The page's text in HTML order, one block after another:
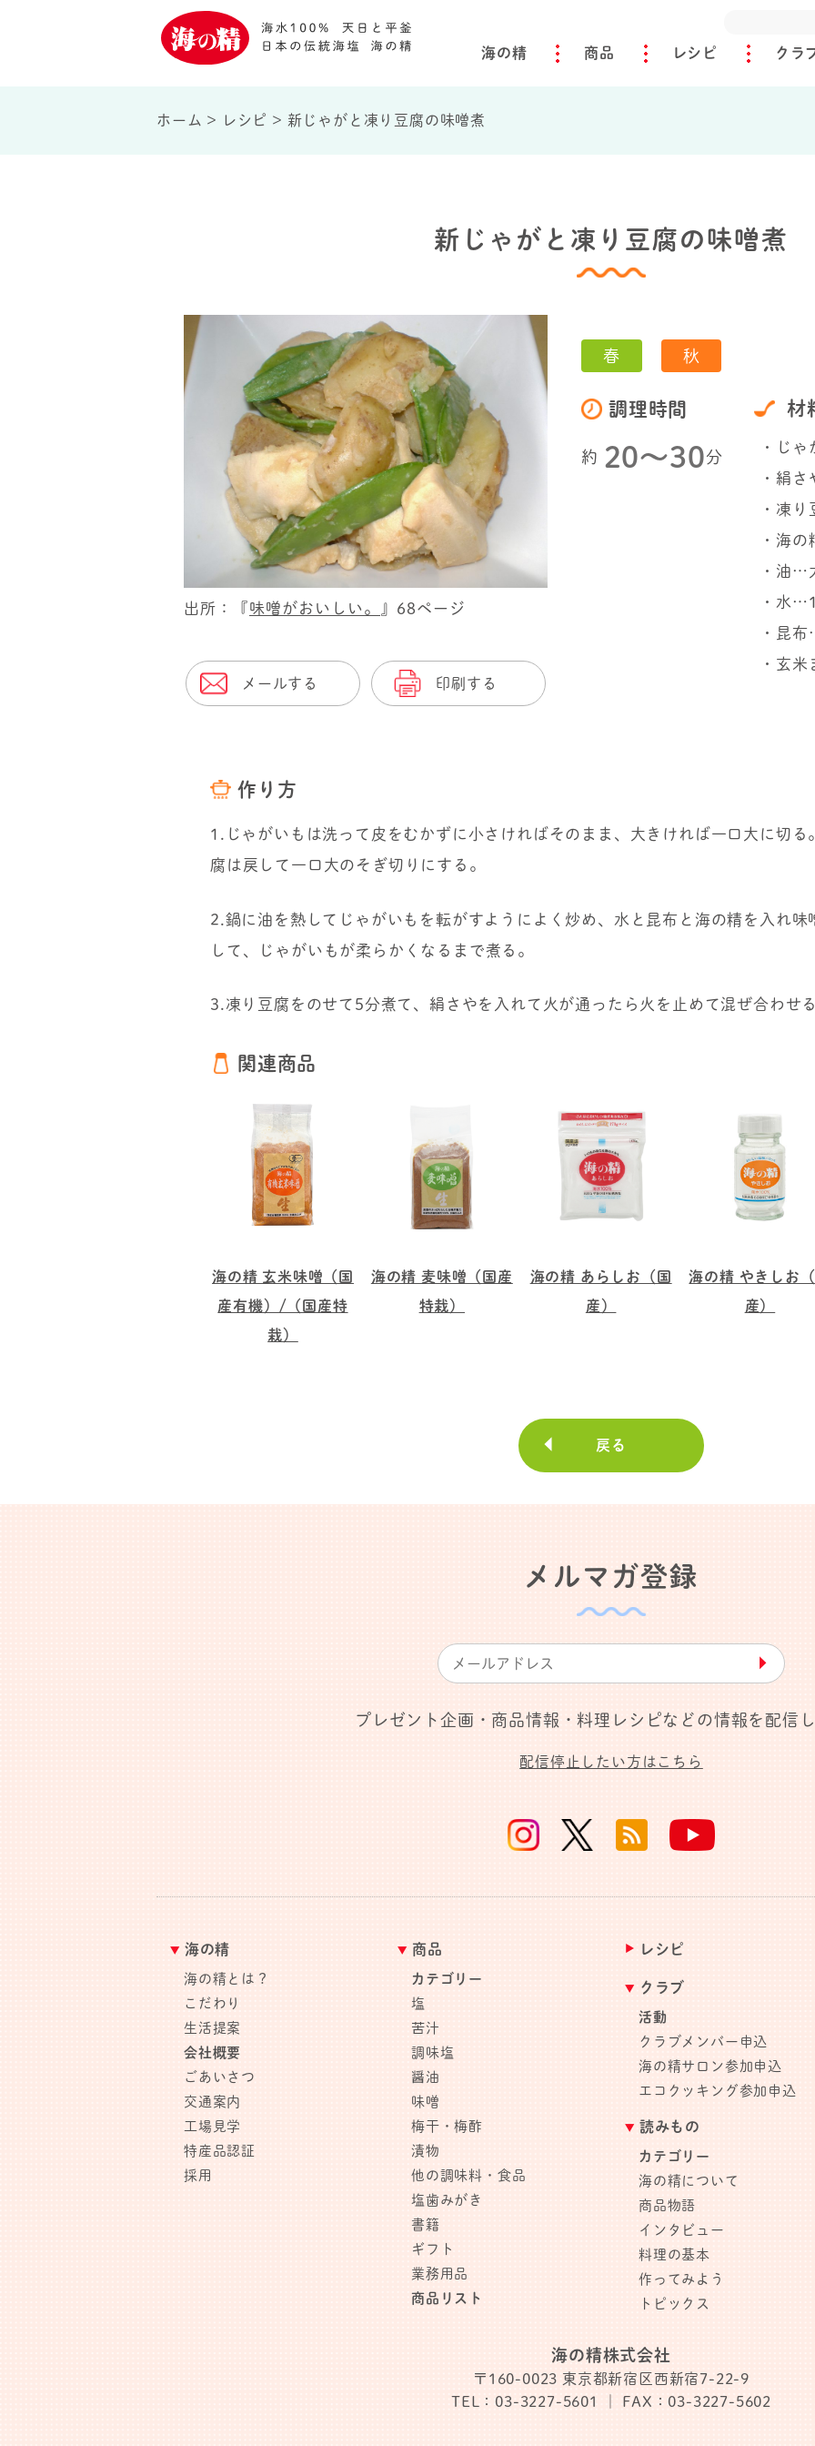
海の精 商品 レシピ クラ
ホーム > レシピ > 新じゃがと凍り豆腐の味噌煮
新じゃがと凍り豆腐の味噌煮
出所：『味噌がおいしい。 』68ページ
メールする 印刷する
春 秋
調理時間
約 20〜30分
材
・じ
・絹
・凍
・海
・油…
・水
・昆
・玄
作り方
1.じゃがいもは洗って皮をむかずに小さければそのまま、大きければ一口大に切
腐は戻して一口大のそぎ切りにする。
2.鍋に油を熱してじゃがいもを転がすようによく炒め、水と昆布と海の精を入れ
して、じゃがいもが柔らかくなるまで煮る。
3.凍り豆腐をのせて5分煮て、絹さやを入れて火が通ったら火を止めて混ぜ合わせ
関連商品
海の精 玄米味噌（国
産有機）/（国産特
栽）
海の精 麦味噌（国産
特栽）
海の精 あらしお（国
産）
海の精 やきしお
産）
戻る
メルマガ登録
▶︎
プレゼント企画・商品情報・料理レシピなどの情報を配信
配信停止したい方はこちら
海の精
海の精とは？
こだわり
生活提案
会社概要
ごあいさつ
交通案内
工場見学
特産品認証
採用
商品
カテゴリー
塩
苦汁
調味塩
醤油
味噌
梅干・梅酢
漬物
他の調味料・食品
塩歯みがき
書籍
ギフト
業務用品
商品リスト
レシピ
クラブ
活動
クラブメンバー申込
海の精サロン参加申込
エコクッキング参加申込
読みもの
カテゴリー
海の精について
商品物語
インタビュー
料理の基本
作ってみよう
トピックス
海の精株式会社
〒160-0023 東京都新宿区西新宿7-22-9
TEL：03-3227-5601
｜ FAX：03-3227-5602